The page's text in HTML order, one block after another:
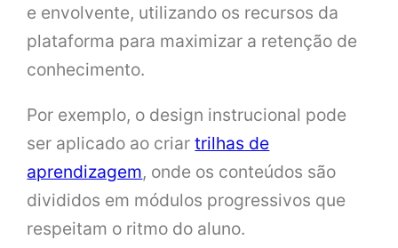
e envolvente, utilizando os recursos da
plataforma para maximizar a retenção de
conhecimento.
Por exemplo, o design instrucional pode
ser aplicado ao criartrilhas de
aprendizagem, onde os conteúdos são
divididos em módulos progressivos que
respeitam o ritmo do aluno.